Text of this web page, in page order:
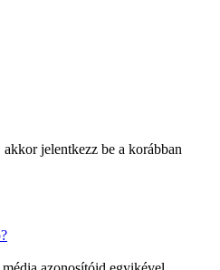
jelentkezz be a korábban